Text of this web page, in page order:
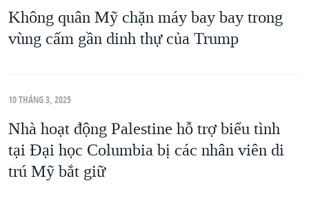
Không quân Mỹ chặn máy bay bay trong
vùng cấm gần dinh thự của Trump
10 THÁNG 3, 2025
Nhà hoạt động Palestine hỗ trợ biểu tình
tại Đại học Columbia bị các nhân viên di
trú Mỹ bắt giữ